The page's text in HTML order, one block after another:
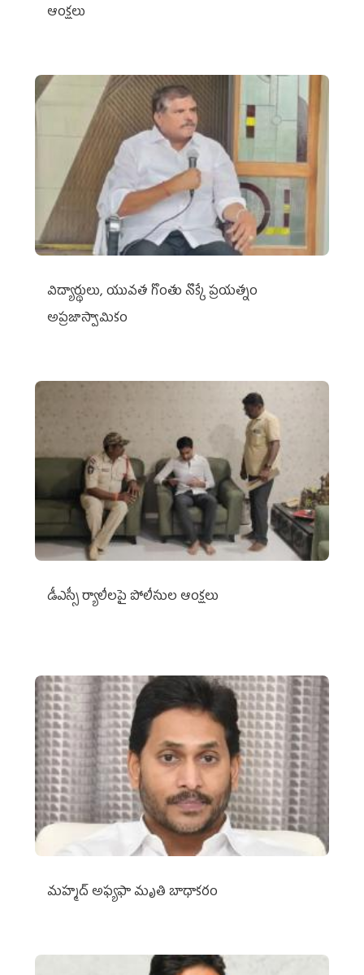
ఆంక్షలు
విద్యార్థులు, యువత గొంతు నొక్కే ప్రయత్నం
అప్రజాస్వామికం
డీఎస్సీ ర్యాలీలపై పోలీసుల ఆంక్షలు
మహ్మద్‌ అఫ్యఫా మృతి బాధాకరం